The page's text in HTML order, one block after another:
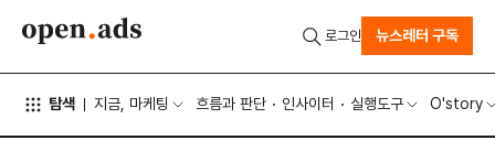
탐색 지금, 마케팅 흐름과 판단 인사이터 실행도구 O'story
로그인 뉴스레터 구독